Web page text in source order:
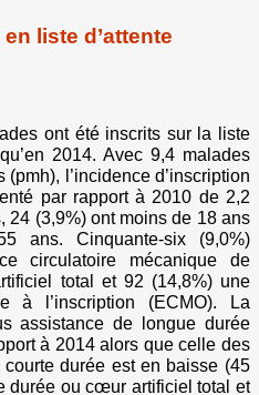
liste d’attente
ont été inscrits sur la liste
2014. Avec 9,4 malades
l’incidence d’inscription
par rapport à 2010 de 2,2
24 (3,9%) ont moins de 18 ans
ans. Cinquante-six (9,0%)
circulatoire mécanique de
total et 92 (14,8%) une
à l’inscription (ECMO). La
assistance de longue durée
à 2014 alors que celle des
durée est en baisse (45
durée ou cœur artificiel total et